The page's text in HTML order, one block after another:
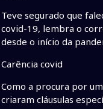
Teve segurado que
covid-19, lembra o
desde o início da
Carência covid
Como a procura por
criaram cláusulas